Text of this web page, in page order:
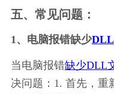
五、常见问题：
1、电脑报错缺少
当电脑报错缺少DLL
决问题：1. 首先，重